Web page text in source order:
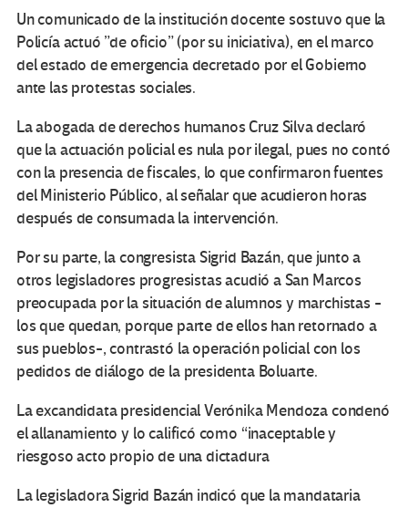
Un comunicado de la institución docente sostuvo que la
Policía actuó ”de oficio” (por su iniciativa), en el marco
del estado de emergencia decretado por el Gobierno
ante las protestas sociales.
La abogada de derechos humanos Cruz Silva declaró
que la actuación policial es nula por ilegal, pues no contó
con la presencia de fiscales, lo que confirmaron fuentes
del Ministerio Público, al señalar que acudieron horas
después de consumada la intervención.
Por su parte, la congresista Sigrid Bazán, que junto a
otros legisladores progresistas acudió a San Marcos
preocupada por la situación de alumnos y marchistas -
los que quedan, porque parte de ellos han retornado a
sus pueblos-, contrastó la operación policial con los
pedidos de diálogo de la presidenta Boluarte.
La excandidata presidencial Verónika Mendoza condenó
el allanamiento y lo calificó como “inaceptable y
riesgoso acto propio de una dictadura
La legisladora Sigrid Bazán indicó que la mandataria